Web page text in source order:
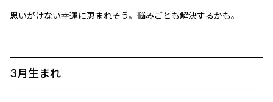
思いがけない幸運に恵まれそう。悩みごとも解決するかも。
3月生まれ